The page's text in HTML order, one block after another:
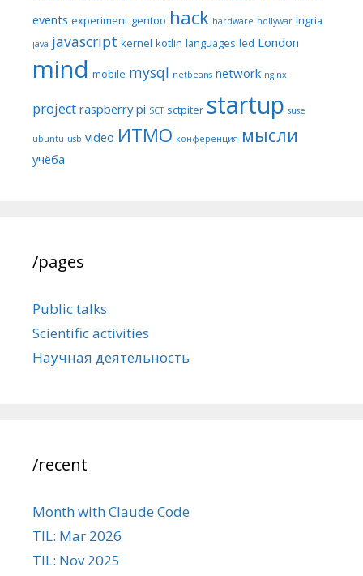
events experiment gentoo hack hardware hollywar Ingria
java javascript kernel kotlin languages led London
mind mobile mysql netbeans network nginx
project raspberry pi SCT sctpiter startup suse
ubuntu usb video ИТМО конференция мысли
учёба
/pages
Public talks
Scientific activities
Научная деятельность
/recent
Month with Claude Code
TIL: Mar 2026
TIL: Nov 2025